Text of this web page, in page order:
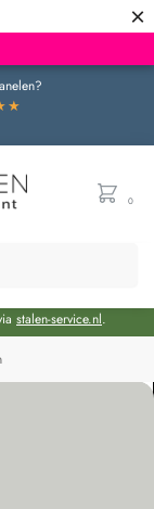
×
0
van circa 3 weken
stalen-service.nl.